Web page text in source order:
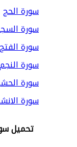
سورة الحج
سورة
سورة الفتح
سورة النجم
سورة
سورة
تحميل